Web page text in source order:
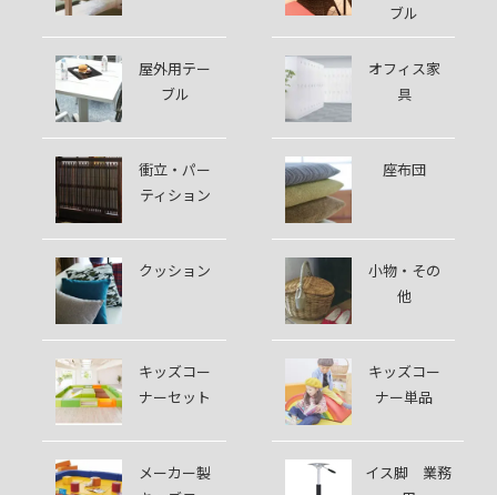
ブル
屋外用テー
ブル
オフィス家
具
衝立・パー
ティション
座布団
クッション
小物・その
他
キッズコー
ナーセット
キッズコー
ナー単品
メーカー製
イス脚 業務